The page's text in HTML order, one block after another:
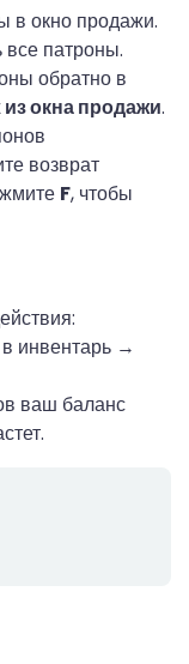
в окно продажи.
все патроны.
обратно в
окна продажи.
возврат
F, чтобы
инвентарь →
ваш баланс